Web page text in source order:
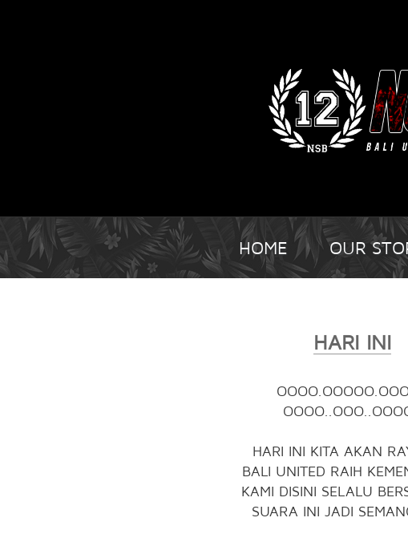
HOME OUR
HARI INI
HARI INI KITA AKAN
BALI UNITED RAIH
KAMI DISINI SELALU
SUARA INI JADI